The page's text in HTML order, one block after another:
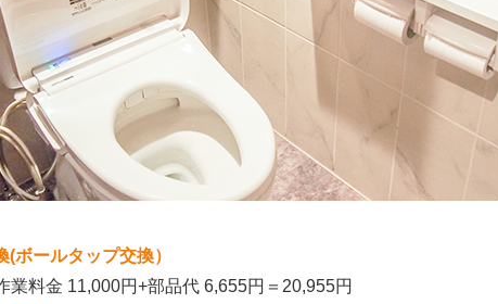
ボールタップ交換）
業料金 11,000円+部品代 6,655円＝20,955円